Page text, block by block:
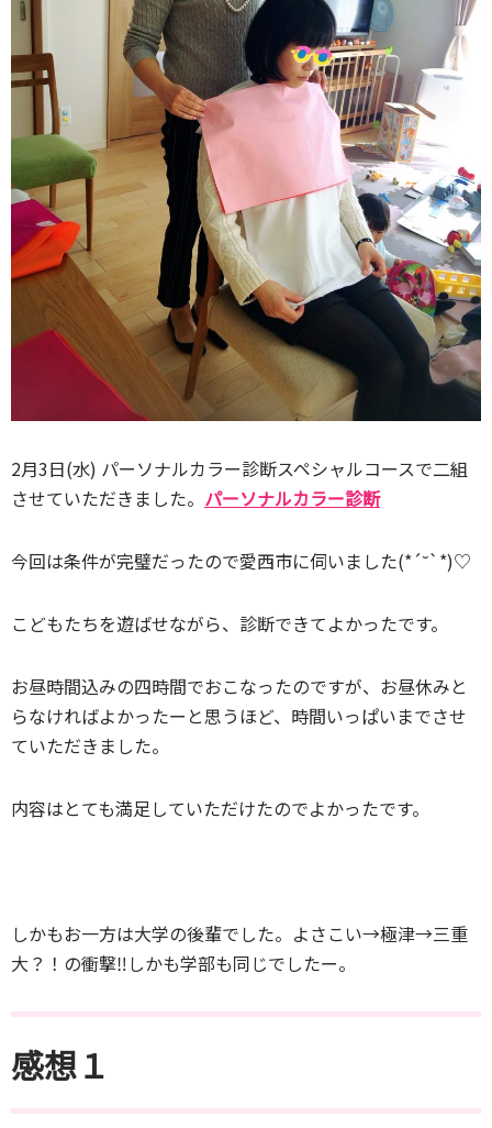
2月3日(水) パーソナルカラー診断スペシャルコースで二組
させていただきました。 パーソナルカラー診断
今回は条件が完璧だったので愛西市に伺いました(*´˘`*)♡
こどもたちを遊ばせながら、診断できてよかったです。
お昼時間込みの四時間でおこなったのですが、お昼休みと
らなければよかったーと思うほど、時間いっぱいまでさせ
ていただきました。
内容はとても満足していただけたのでよかったです。
しかもお一方は大学の後輩でした。よさこい→極津→三重
大？！の衝撃‼しかも学部も同じでしたー。
感想１